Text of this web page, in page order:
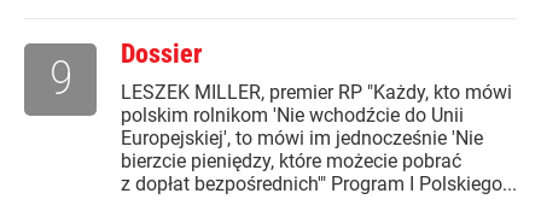
Dossier
LESZEK MILLER, premier RP "Każdy, kto mówi
polskim rolnikom 'Nie wchodźcie do Unii
Europejskiej', to mówi im jednocześnie 'Nie
bierzcie pieniędzy, które możecie pobrać
z dopłat bezpośrednich'" Program I Polskiego...
9